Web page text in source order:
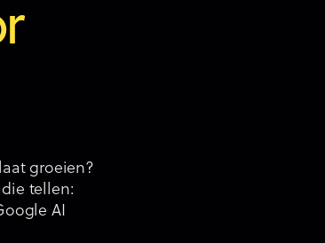
groeien?
tellen:
AI